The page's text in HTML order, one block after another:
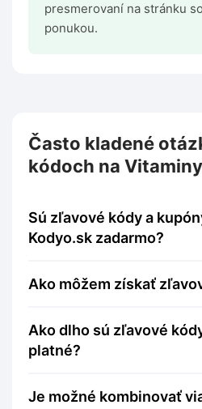
presmerovaní na stránku
ponukou.
Často kladené
kódoch na
Sú zľavové kódy a kupóny dostupné na
Kodyo.sk zadarmo?
Ako môžem získať
Ako dlho sú zľavové kódy a kupóny
platné?
Je možné kombinovať viac zľavových